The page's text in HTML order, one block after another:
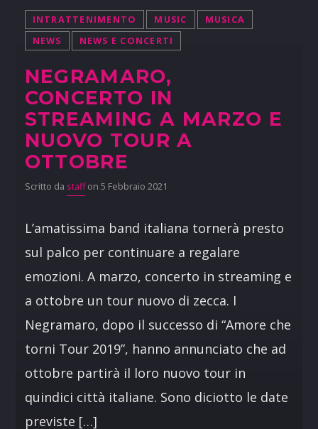
INTRATTENIMENTO MUSIC
MUSICA
NEWS
NEWS E CONCERTI
NEGRAMARO,
CONCERTO IN
STREAMING A MARZO E
NUOVO TOUR A
OTTOBRE
Scritto da staffon 5 Febbraio 2021
L’amatissima band italiana tornerà presto
sul palco per continuare a regalare
emozioni. A marzo, concerto in streaming e
a ottobre un tour nuovo di zecca. I
Negramaro, dopo il successo di “Amore che
torni Tour 2019”, hanno annunciato che ad
ottobre partirà il loro nuovo tour in
quindici città italiane. Sono diciotto le date
previste […]